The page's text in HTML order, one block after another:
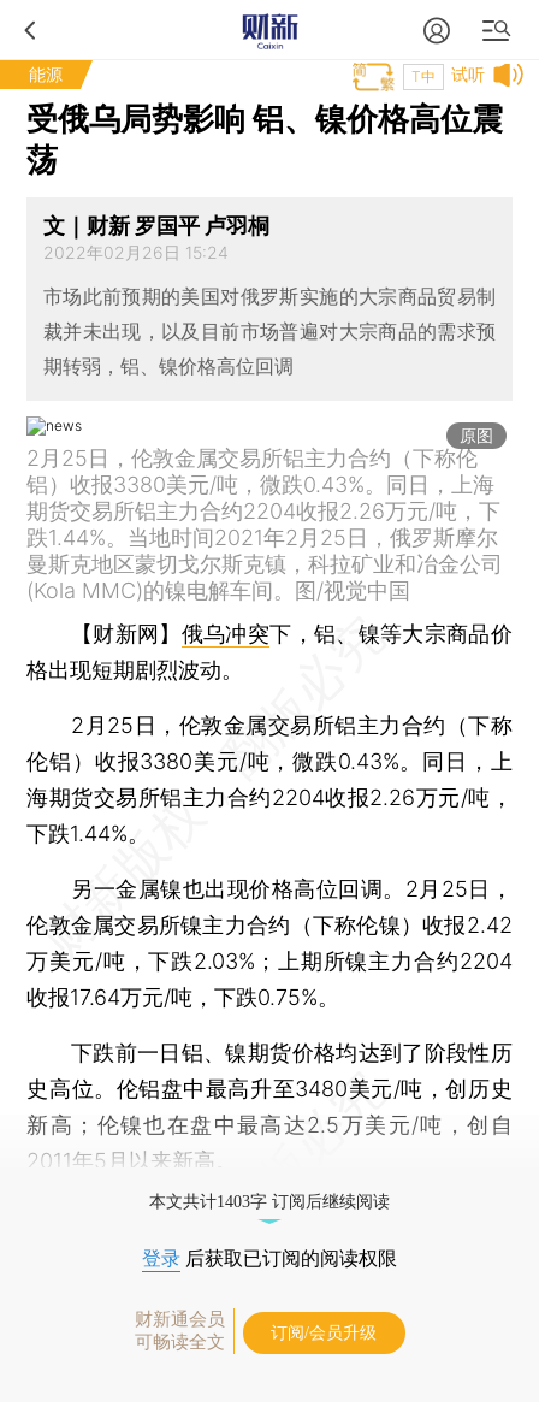
能源 试听
T中
受俄乌局势影响 铝、镍价格高位震
荡
文｜财新 罗国平 卢羽桐
2022年02月26日 15:24
市场此前预期的美国对俄罗斯实施的大宗商品贸易制
裁并未出现，以及目前市场普遍对大宗商品的需求预
期转弱，铝、镍价格高位回调
原图
2月25日，伦敦金属交易所铝主力合约（下称伦
铝）收报3380美元/吨，微跌0.43%。同日，上海
期货交易所铝主力合约2204收报2.26万元/吨，下
跌1.44%。当地时间2021年2月25日，俄罗斯摩尔
曼斯克地区蒙切戈尔斯克镇，科拉矿业和冶金公司
(Kola MMC)的镍电解车间。图/视觉中国
【财新网】 俄乌冲突下，铝、镍等大宗商品价
格出现短期剧烈波动。
2月25日，伦敦金属交易所铝主力合约（下称
伦铝）收报3380美元/吨，微跌0.43%。同日，上
海期货交易所铝主力合约2204收报2.26万元/吨，
下跌1.44%。
另一金属镍也出现价格高位回调。2月25日，
伦敦金属交易所镍主力合约（下称伦镍）收报2.42
万美元/吨，下跌2.03%；上期所镍主力合约2204
收报17.64万元/吨，下跌0.75%。
下跌前一日铝、镍期货价格均达到了阶段性历
史高位。伦铝盘中最高升至3480美元/吨，创历史
新高；伦镍也在盘中最高达2.5万美元/吨，创自
2011年5月以来新高。
本文共计1403字 订阅后继续阅读
登录 后获取已订阅的阅读权限
财新通会员
可畅读全文
订阅/会员升级